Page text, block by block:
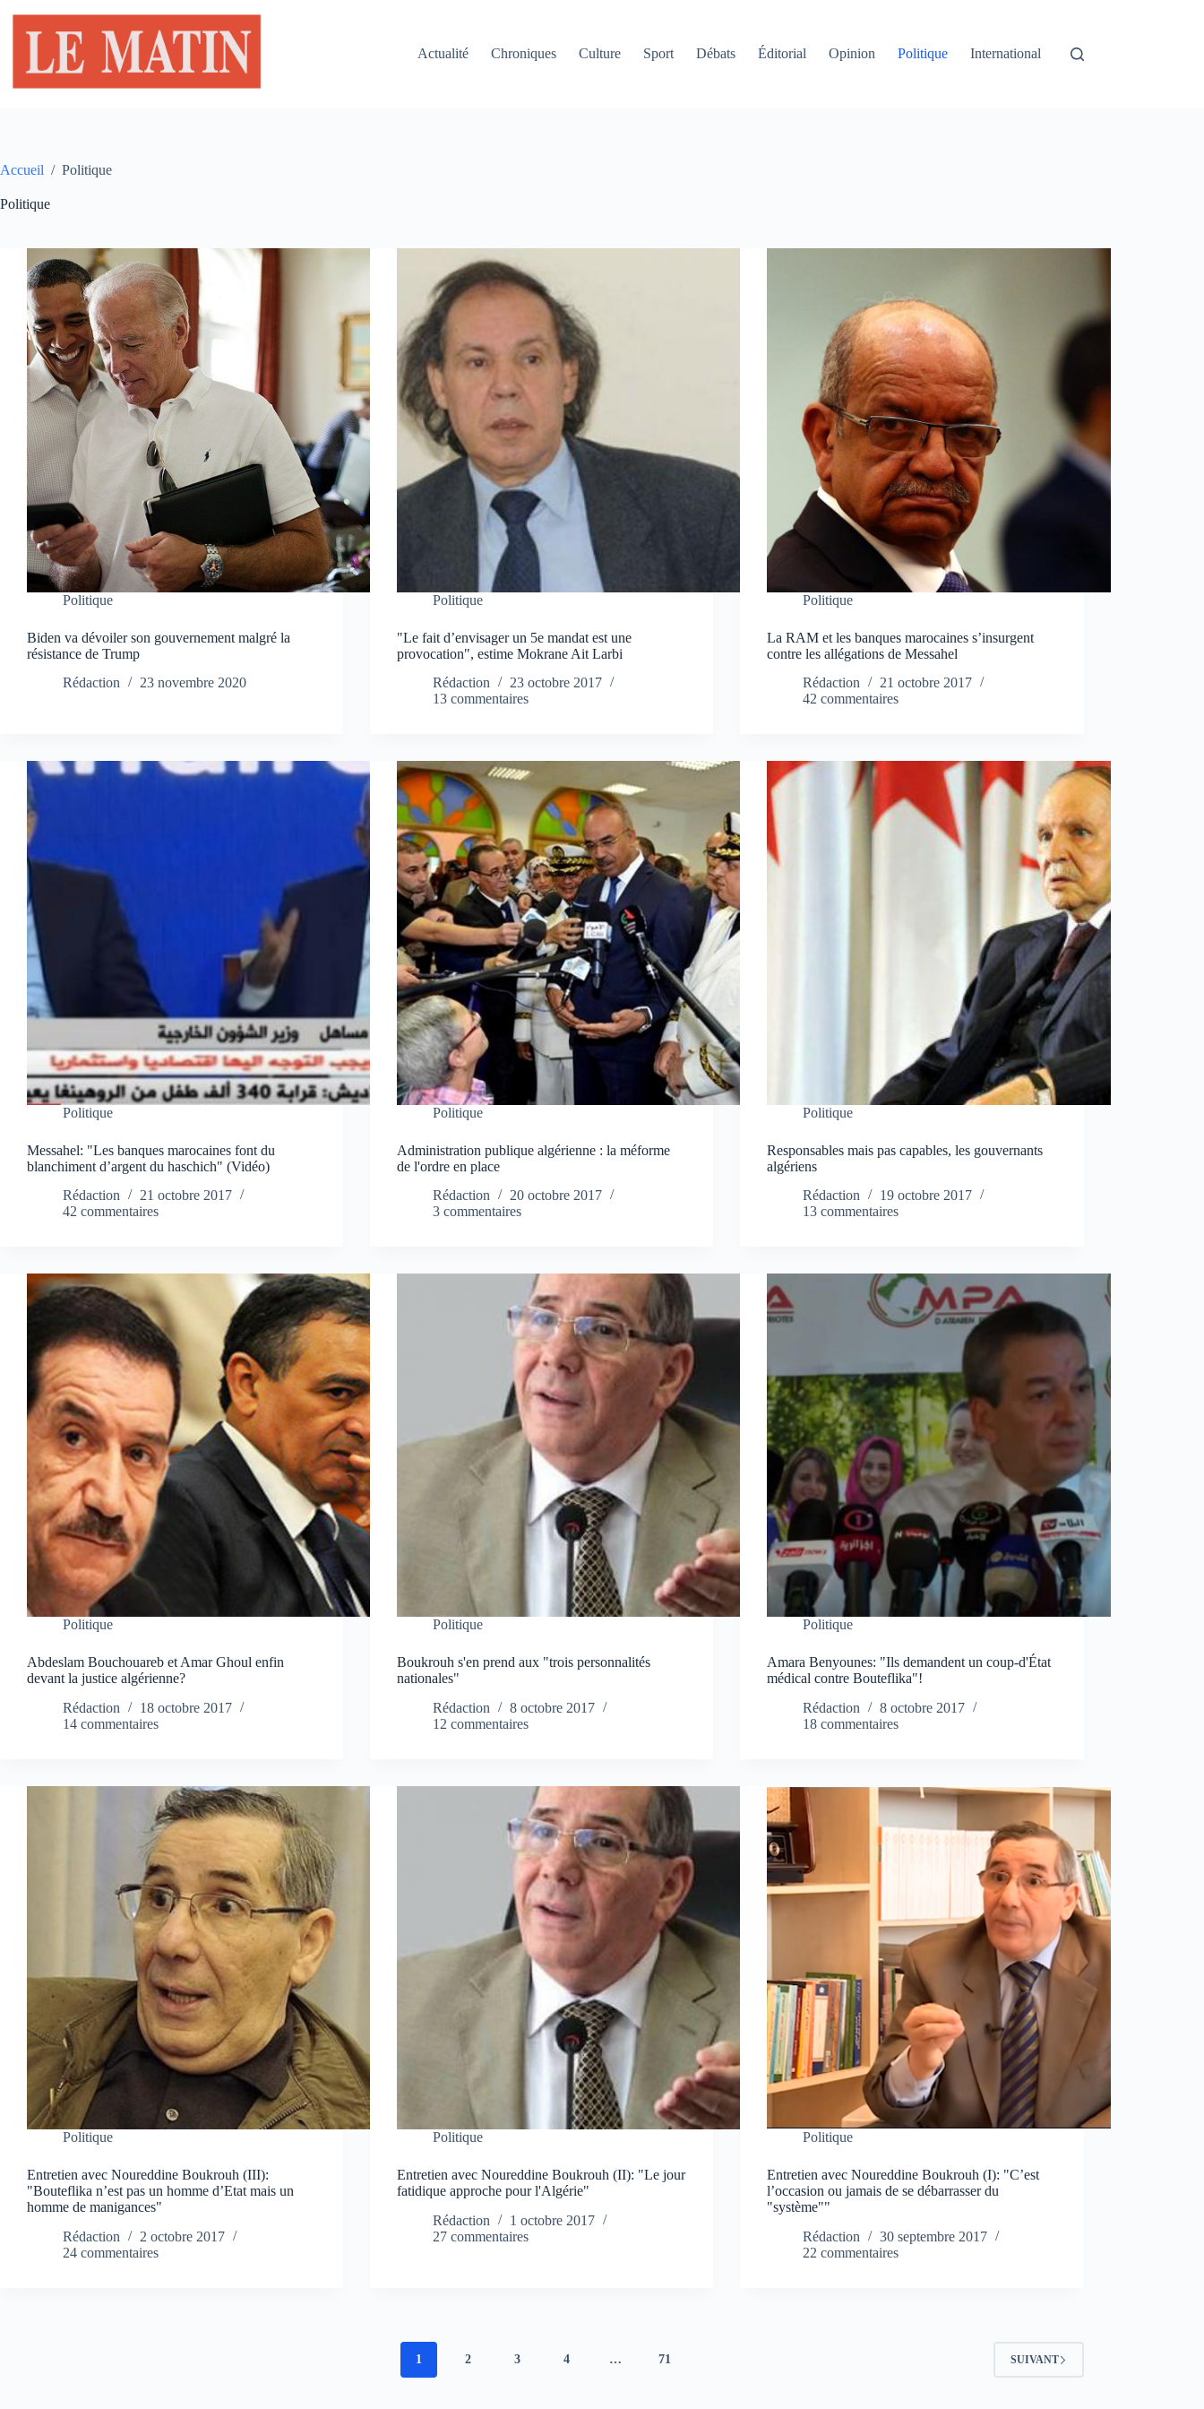
contenu
Actualité
Chroniques Culture Sport Débats Éditorial Opinion Politique International
Accueil / Politique
Politique
Politique
Biden va dévoiler son gouvernement malgré la
résistance de Trump
Rédaction
23 novembre 2020
Politique
"Le fait d’envisager un 5e mandat est une
provocation", estime Mokrane Ait Larbi
Rédaction
23 octobre 2017
13 commentaires
Politique
La RAM et les banques marocaines s’insurgent
contre les allégations de Messahel
Rédaction
21 octobre 2017
42 commentaires
Politique
Messahel: "Les banques marocaines font du
blanchiment d’argent du haschich" (Vidéo)
Rédaction
21 octobre 2017
42 commentaires
Politique
Administration publique algérienne : la méforme
de l'ordre en place
Rédaction
20 octobre 2017
3 commentaires
Politique
Responsables mais pas capables, les gouvernants
algériens
Rédaction
19 octobre 2017
13 commentaires
Politique
Abdeslam Bouchouareb et Amar Ghoul enfin
devant la justice algérienne?
Rédaction
18 octobre 2017
14 commentaires
Politique
Boukrouh s'en prend aux "trois personnalités
nationales"
Rédaction
8 octobre 2017
12 commentaires
Politique
Amara Benyounes: "Ils demandent un coup-d'État
médical contre Bouteflika"!
Rédaction
8 octobre 2017
18 commentaires
Politique
Entretien avec Noureddine Boukrouh (III):
"Bouteflika n’est pas un homme d’Etat mais un
homme de manigances"
Rédaction
2 octobre 2017
24 commentaires
Politique
Entretien avec Noureddine Boukrouh (II): "Le jour
fatidique approche pour l'Algérie"
Rédaction
1 octobre 2017
27 commentaires
Politique
Entretien avec Noureddine Boukrouh (I): "C’est
l’occasion ou jamais de se débarrasser du
"système""
Rédaction
30 septembre 2017
22 commentaires
1 2 3 4 … 71 SUIVANT